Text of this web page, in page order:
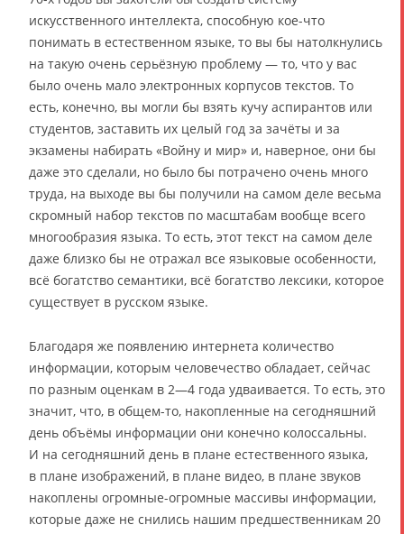
искусственного интеллекта, способную кое-что
понимать в естественном языке, то вы бы натолкнулись
на такую очень серьёзную проблему — то, что у вас
было очень мало электронных корпусов текстов. То
есть, конечно, вы могли бы взять кучу аспирантов или
студентов, заставить их целый год за зачёты и за
экзамены набирать «Войну и мир» и, наверное, они бы
даже это сделали, но было бы потрачено очень много
труда, на выходе вы бы получили на самом деле весьма
скромный набор текстов по масштабам вообще всего
многообразия языка. То есть, этот текст на самом деле
даже близко бы не отражал все языковые особенности,
всё богатство семантики, всё богатство лексики, которое
существует в русском языке.
Благодаря же появлению интернета количество
информации, которым человечество обладает, сейчас
по разным оценкам в 2—4 года удваивается. То есть, это
значит, что, в общем-то, накопленные на сегодняшний
день объёмы информации они конечно колоссальны.
И на сегодняшний день в плане естественного языка,
в плане изображений, в плане видео, в плане звуков
накоплены огромные-огромные массивы информации,
которые даже не снились нашим предшественникам 20